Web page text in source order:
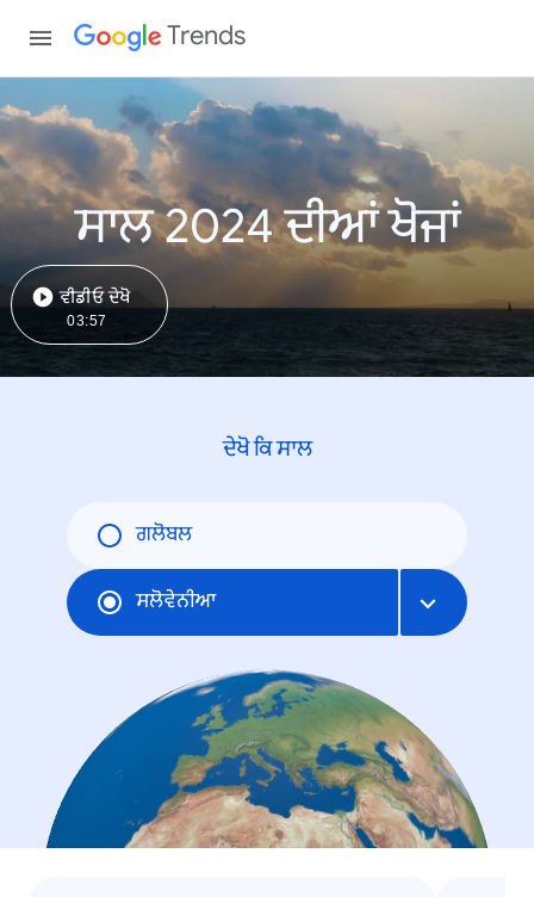
Trends
ਸਾਲ 2024 ਦੀਆਂ ਖੋਜਾਂ
ਵੀਡੀਓ ਦੇਖੋ
03:57
ਦੇਖੋ ਕਿ ਸਾਲ
ਗਲੋਬਲ
ਸਲੋਵੇਨੀਆ